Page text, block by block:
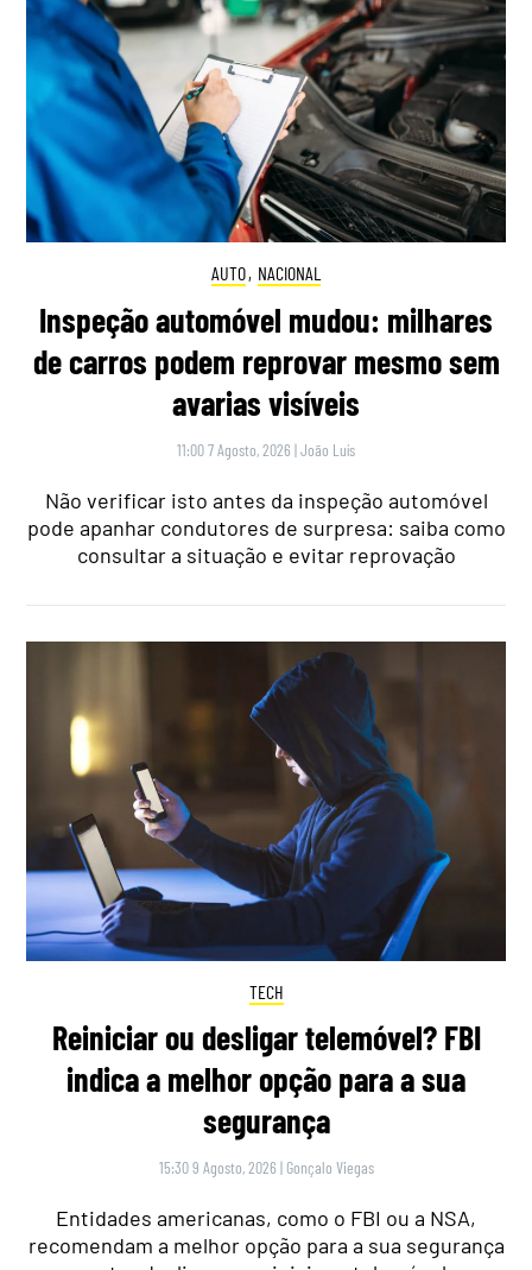
AUTO, NACIONAL
Inspeção automóvel mudou: milhares
de carros podem reprovar mesmo sem
avarias visíveis
11:00 7 Agosto, 2026 |João Luís
Não verificar isto antes da inspeção automóvel
pode apanhar condutores de surpresa: saiba como
consultar a situação e evitar reprovação
TECH
Reiniciar ou desligar telemóvel? FBI
indica a melhor opção para a sua
segurança
15:30 9 Agosto, 2026 | Gonçalo Viegas
Entidades americanas, como o FBI ou a NSA,
recomendam a melhor opção para a sua segurança